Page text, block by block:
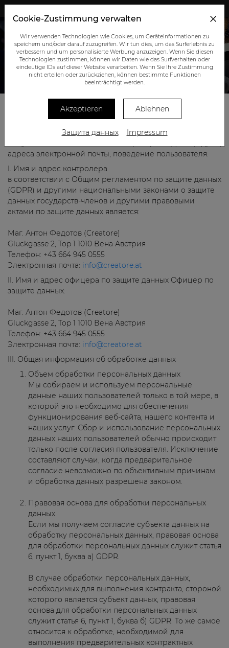
ЗАЩИТА ДАННЫХ
Ниже мы предоставляем информацию о сборе
персональных данных при использовании нашего веб-
сайта. Персональные данные - это все данные, которые
адреса электронной почты, поведение пользователя.
I. Имя и адрес контролера
в соответствии с Общим регламентом по защите данных
(GDPR) и другими национальными законами о защите
данных государств-членов и другими правовыми
актами по защите данных является:
Маг. Антон Федотов (Creatore)
Gluckgasse 2, Top 1 1010 Вена Австрия
Телефон: +43 664 945 0555
Электронная почта: info@creatore.at
II. Имя и адрес офицера по защите данных Офицер по
защите данных:
Маг. Антон Федотов (Creatore)
Gluckgasse 2, Top 1 1010 Вена Австрия
Телефон: +43 664 945 0555
Электронная почта: info@creatore.at
III. Общая информация об обработке данных
Объем обработки персональных данных
Мы собираем и используем персональные
данные наших пользователей только в той мере, в
которой это необходимо для обеспечения
функционирования веб-сайта, нашего контента и
наших услуг. Сбор и использование персональных
данных наших пользователей обычно происходит
только после согласия пользователя. Исключение
составляют случаи, когда предварительное
согласие невозможно по объективным причинам
и обработка данных разрешена законом.
Правовая основа для обработки персональных
данных
Если мы получаем согласие субъекта данных на
обработку персональных данных, правовая основа
для обработки персональных данных служит статья
6, пункт 1, буква а) GDPR.
В случае обработки персональных данных,
необходимых для выполнения контракта, стороной
которого является субъект данных, правовая
основа для обработки персональных данных
служит статья 6, пункт 1, буква б) GDPR. То же самое
относится к обработке, необходимой для
выполнения предварительных контрактных
Cookie-Zustimmung verwalten
Wir verwenden Technologien wie Cookies, um Geräteinformationen zu
speichern und/oder darauf zuzugreifen. Wir tun dies, um das Surferlebnis zu
verbessern und um personalisierte Werbung anzuzeigen. Wenn Sie diesen
Technologien zustimmen, können wir Daten wie das Surfverhalten oder
eindeutige IDs auf dieser Website verarbeiten. Wenn Sie Ihre Zustimmung
nicht erteilen oder zurückziehen, können bestimmte Funktionen
beeinträchtigt werden.
Akzeptieren Ablehnen
Защита данных Impressum